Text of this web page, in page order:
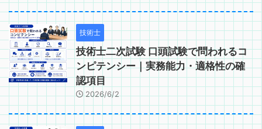
技術士
技術士二次試験 口頭試験で問われるコ
ンピテンシー｜実務能力・適格性の確
認項目
2026/6/2